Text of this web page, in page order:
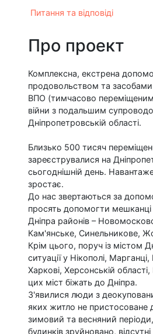
Питання та відповіді
Про проект
Комплексна, екстрена
продовольством та засобами
ВПО (тимчасово
війни з подальшим
Дніпропетровській області.
Близько 500 тисяч
зареєструвалися на
сьогоднішній день.
зростає.
До нас звертаються за
просять допомогти
Дніпра районів –
Кам'янське, Синельникове,
Крім цього, поруч із містом
ситуації у Нікополі,
Харкові, Херсонській
цих міст біжать до Дніпра.
З'явилися люди з
яких житло не пристосоване
зимовий та весняний
будинків зруйновано,